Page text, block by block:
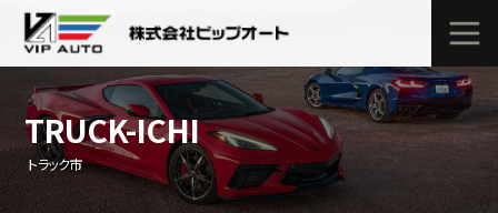
TRUCK-ICHI
トラック市